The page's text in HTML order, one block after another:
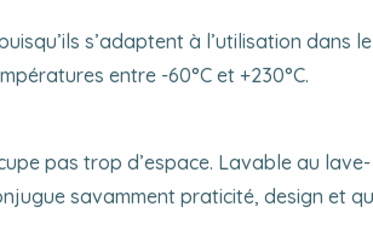
s’adaptent à l’utilisation dans
entre -60°C et +230°C.
pas trop d’espace. Lavable au lave-
savamment praticité, design et